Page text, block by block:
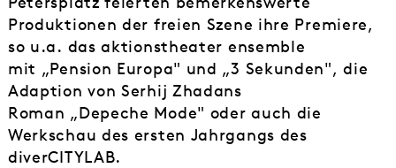
Produktionen der freien Szene ihre Premiere,
so u.a. das aktionstheater ensemble
mit „Pension Europa" und „3 Sekunden", die
Adaption von Serhij Zhadans
Roman „Depeche Mode" oder auch die
Werkschau des ersten Jahrgangs des
diverCITYLAB.